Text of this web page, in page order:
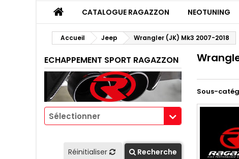
CATALOGUE RAGAZZON NEOTUNING
Accueil Jeep Wrangler (JK) Mk3 2007-2018
ECHAPPEMENT SPORT RAGAZZON
Sélectionner
Réinitialiser Recherche
Sous-